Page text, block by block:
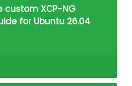
custom XCP-NG
for Ubuntu 26.04